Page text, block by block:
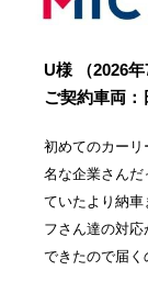
U様
（2026
ご契約車両：
初めてのカー
名な企業さんだ
ていたより納車
フさん達の対
できたので届く